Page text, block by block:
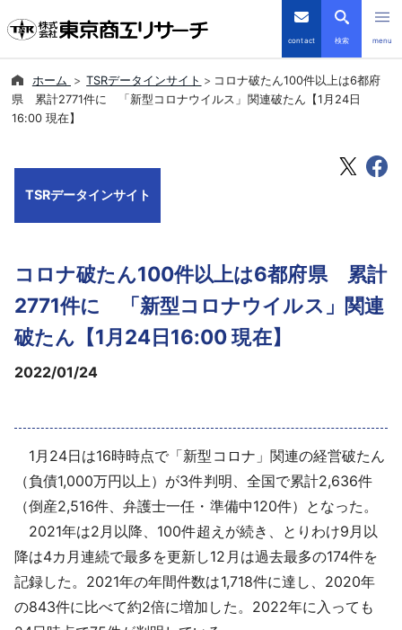
contact 検索 menu
倒産・注目企業情報
TSR-PLUS
会社案内
商品・サービス
採用情報
よくあるご質問
English
ホーム TSRデータインサイト
コロナ破たん100件以上は6都府
県 累計2771件に 「新型コロナウイルス」関連破たん【1月24日
16:00 現在】
TSRデータインサイト
コロナ破たん100件以上は6都府県 累計
2771件に 「新型コロナウイルス」関連
破たん【1月24日16:00 現在】
2022/01/24
1月24日は16時時点で「新型コロナ」関連の経営破たん
（負債1,000万円以上）が3件判明、全国で累計2,636件
（倒産2,516件、弁護士一任・準備中120件）となった。
2021年は2月以降、100件超えが続き、とりわけ9月以
降は4カ月連続で最多を更新し12月は過去最多の174件を
記録した。2021年の年間件数は1,718件に達し、2020年
の843件に比べて約2倍に増加した。2022年に入っても